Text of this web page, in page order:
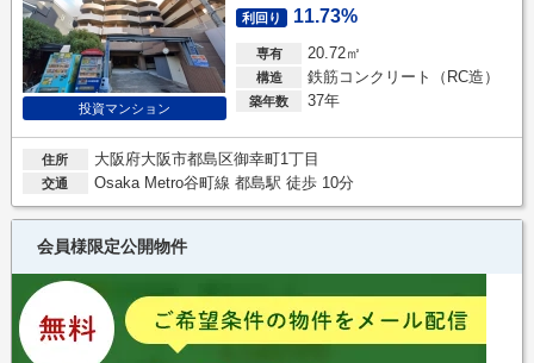
投資マンション
利回り 11.73%
専有 20.72㎡
構造 鉄筋コンクリート（RC造）
築年数 37年
住所 大阪府大阪市都島区御幸町1丁目
交通 Osaka Metro谷町線 都島駅 徒歩 10分
会員様限定公開物件